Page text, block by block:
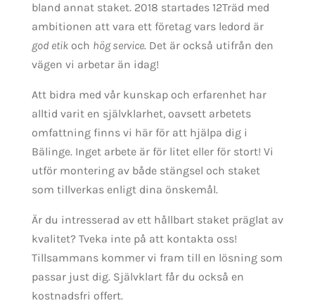
bland annat staket. 2018 startades 12Träd med
ambitionen att vara ett företag vars ledord är
god etikoch hög service. Det är också utifrån den
vägen vi arbetar än idag!
Att bidra med vår kunskap och erfarenhet har
alltid varit en självklarhet, oavsett arbetets
omfattning finns vi här för att hjälpa dig i
Bälinge. Inget arbete är för litet eller för stort! Vi
utför montering av både stängsel och staket
som tillverkas enligt dina önskemål.
Är du intresserad av ett hållbart staket präglat av
kvalitet? Tveka inte på att kontakta oss!
Tillsammans kommer vi fram till en lösning som
passar just dig. Självklart får du också en
kostnadsfri offert.